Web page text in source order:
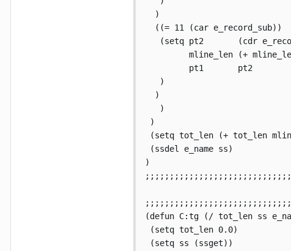
  )
  ((= 11 (car e_record_sub))
   (setq pt2	   (cdr e_record_sub)
   )
  )
   )
)
(setq tot_len (+ tot_len
(ssdel e_name ss)
)
(defun C:tg (/ tot_len ss
(setq tot_len 0.0)
(setq ss (ssget))